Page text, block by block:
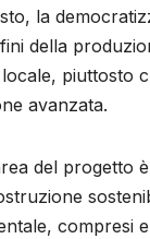
la
della
piuttosto
avanzata.
del progetto
compresi